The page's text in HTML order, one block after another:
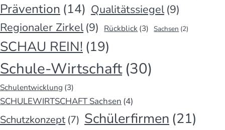
Prävention (14) Qualitätssiegel (9)
Regionaler Zirkel (9) Rückblick (3) Sachsen (2)
SCHAU REIN! (19)
Schule-Wirtschaft (30)
Schulentwicklung (3)
SCHULEWIRTSCHAFT Sachsen (4)
Schutzkonzept (7) Schülerfirmen (21)